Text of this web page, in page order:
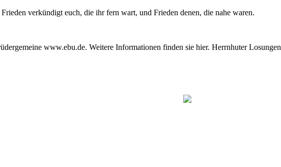
verkündigt euch, die ihr fern wart, und Frieden denen, die nahe waren.
www.ebu.de. Weitere Informationen finden sie hier. Herrnhuter Losungen